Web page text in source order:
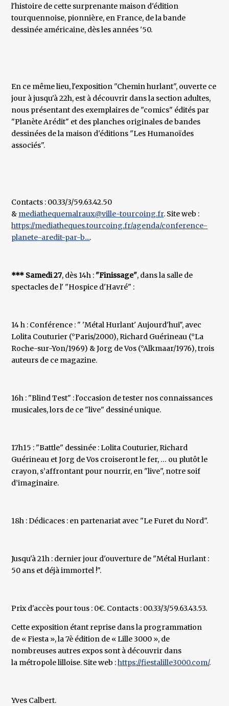
l'histoire de cette surprenante maison d'édition
tourquennoise, pionnière, en France, de la bande
dessinée américaine, dès les années '50.
En ce même lieu, l'exposition "Chemin hurlant", ouverte ce
jour à jusqu'à 22h, est à découvrir dans la section adultes,
nous présentant des exemplaires de "comics" édités par
"Planète Arédit" et des planches originales de bandes
dessinées de la maison d'éditions "Les Humanoïdes
associés".
Contacts : 00.33/3/59.63.42.50
& mediathequemalraux@ville-tourcoing.fr. Site web :
https://mediatheques.tourcoing.fr/agenda/conference-
planete-aredit-par-b....
*** Samedi 27, dès 14h : "Finissage", dans la salle de
spectacles de l' "Hospice d'Havré" :
14 h : Conférence : " 'Métal Hurlant' Aujourd'hui", avec
Lolita Couturier (°Paris/2000), Richard Guérineau (°La
Roche-sur-Yon/1969) & Jorg de Vos (°Alkmaar/1976), trois
auteurs de ce magazine.
16h : "Blind Test" : l'occasion de tester nos connaissances
musicales, lors de ce "live" dessiné unique.
17h15 : "Battle" dessinée : Lolita Couturier, Richard
Guérineau et Jorg de Vos croiseront le fer, … ou plutôt le
crayon, s’affrontant pour nourrir, en "live", notre soif
d’imaginaire.
18h : Dédicaces : en partenariat avec "Le Furet du Nord".
Jusqu'à 21h : dernier jour d'ouverture de "Métal Hurlant :
50 ans et déjà immortel !".
Prix d'accès pour tous : 0€. Contacts : 00.33/3/59.63.43.53.
Cette exposition étant reprise dans la programmation
de « Fiesta », la 7è édition de « Lille 3000 », de
nombreuses autres expos sont à découvrir dans
la métropole lilloise. Site web :https://fiestalille3000.com/.
Yves Calbert.